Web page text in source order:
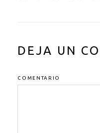
LECTOR
DEJA UN
COMENTARIO